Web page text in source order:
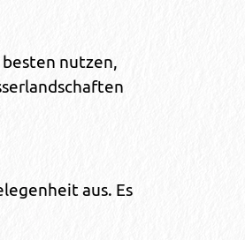
besten nutzen,
aus. Es